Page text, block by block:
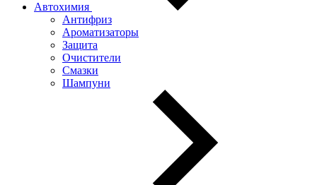
Автохимия
Антифриз
Ароматизаторы
Защита
Очистители
Смазки
Шампуни